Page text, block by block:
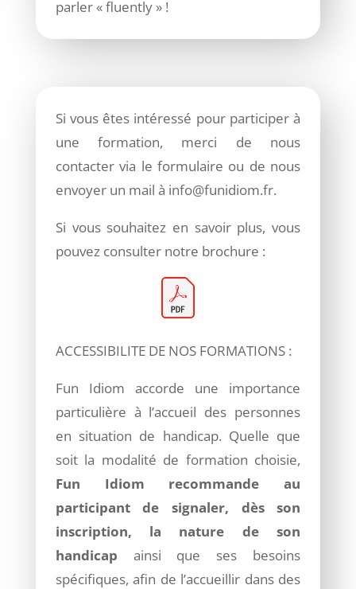
parler « fluently » !
Si vous êtes intéressé pour participer à
une formation, merci de nous
contacter via le formulaire ou de nous
envoyer un mail à info@funidiom.fr.
Si vous souhaitez en savoir plus, vous
pouvez consulter notre brochure :
ACCESSIBILITE DE NOS FORMATIONS :
Fun Idiom accorde une importance
particulière à l’accueil des personnes
en situation de handicap. Quelle que
soit la modalité de formation choisie,
Fun Idiom recommande au
participant de signaler, dès son
inscription, la nature de son
handicap ainsi que ses besoins
spécifiques, afin de l’accueillir dans des